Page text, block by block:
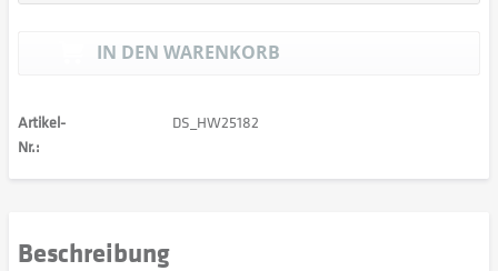
IN DEN WARENKORB
Artikel-
Nr.:
DS_HW25182
Beschreibung